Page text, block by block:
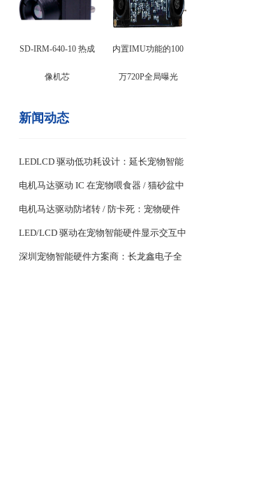
SD-IRM-640-10 热成
像机芯
内置IMU功能的100
万720P全局曝光
新闻动态
LEDLCD 驱动低功耗设计：延长宠物智能
设备续航关键
电机马达驱动 IC 在宠物喂食器 / 猫砂盆中
的稳定控制设计
电机马达驱动防堵转 / 防卡死：宠物硬件
耐用性核心
LED/LCD 驱动在宠物智能硬件显示交互中
的应用
深圳宠物智能硬件方案商：长龙鑫电子全